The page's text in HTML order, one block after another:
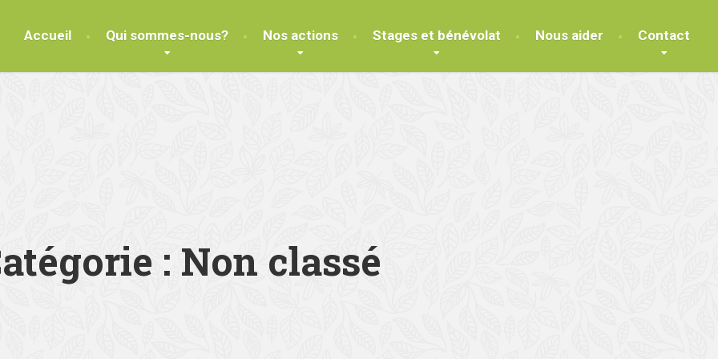
Accueil Qui sommes-nous? Nos actions Stages et bénévolat Nous aider Contact
: Non classé